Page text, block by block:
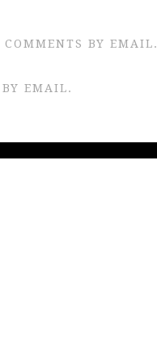
BY EMAIL.
EMAIL.